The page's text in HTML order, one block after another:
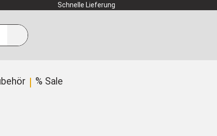
Schnelle Lieferung
% Sale